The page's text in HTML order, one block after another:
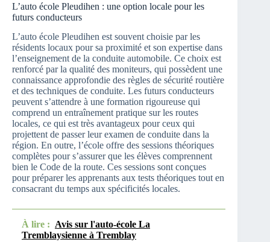
L’auto école Pleudihen : une option locale pour les
futurs conducteurs
L’auto école Pleudihen est souvent choisie par les
résidents locaux pour sa proximité et son expertise dans
l’enseignement de la conduite automobile. Ce choix est
renforcé par la qualité des moniteurs, qui possèdent une
connaissance approfondie des règles de sécurité routière
et des techniques de conduite. Les futurs conducteurs
peuvent s’attendre à une formation rigoureuse qui
comprend un entraînement pratique sur les routes
locales, ce qui est très avantageux pour ceux qui
projettent de passer leur examen de conduite dans la
région. En outre, l’école offre des sessions théoriques
complètes pour s’assurer que les élèves comprennent
bien le Code de la route. Ces sessions sont conçues
pour préparer les apprenants aux tests théoriques tout en
consacrant du temps aux spécificités locales.
À lire : Avis sur l'auto-école La
Tremblaysienne à Tremblay